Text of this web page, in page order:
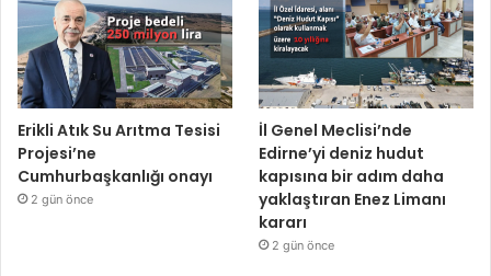
Erikli Atık Su Arıtma Tesisi
Projesi’ne
Cumhurbaşkanlığı onayı
2 gün önce
İl Genel Meclisi’nde
Edirne’yi deniz hudut
kapısına bir adım daha
yaklaştıran Enez Limanı
kararı
2 gün önce